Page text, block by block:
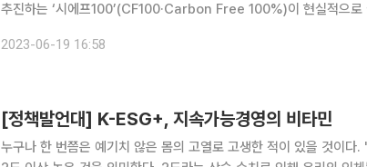
추진하는 ‘시에프100’(CF100·Carbon Free 100%)이 현실적으로
2023-06-19 16:58
[정책발언대] K-ESG+, 지속가능경영의 비타민
누구나 한 번쯤은 예기치 않은 몸의 고열로 고생한 적이 있을 것이다.